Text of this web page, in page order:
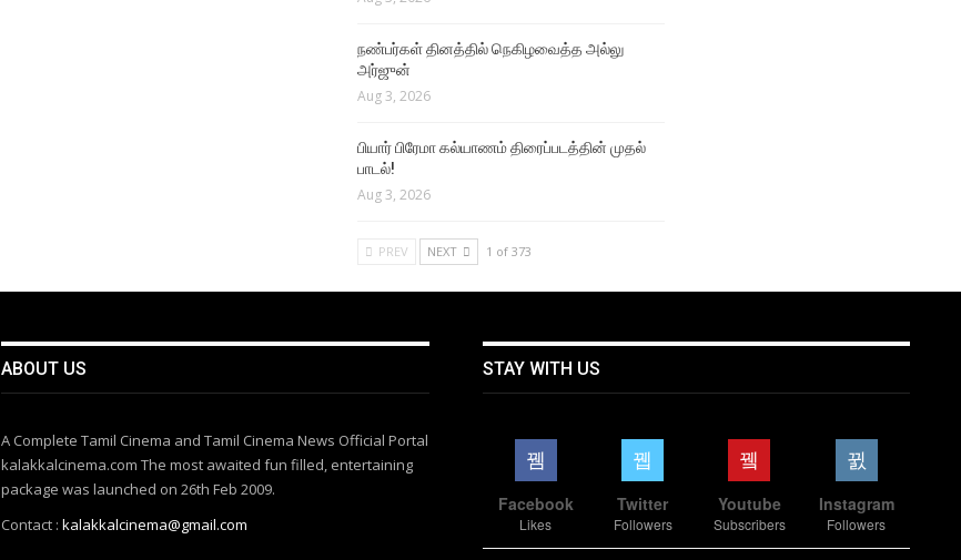
நண்பர்கள் தினத்தில் நெகிழவைத்த அல்லு
அர்ஜுன்
Aug 3, 2026
பியார் பிரேமா கல்யாணம் திரைப்படத்தின் முதல்
பாடல்!
Aug 3, 2026
PREV NEXT 1 of 373
ABOUT US
A Complete Tamil Cinema and Tamil Cinema News Official Portal
kalakkalcinema.com The most awaited fun filled, entertaining
package was launched on 26th Feb 2009.
Contact :kalakkalcinema@gmail.com
STAY WITH US
Facebook
Likes
Twitter
Followers
Youtube
Subscribers
Instagram
Followers